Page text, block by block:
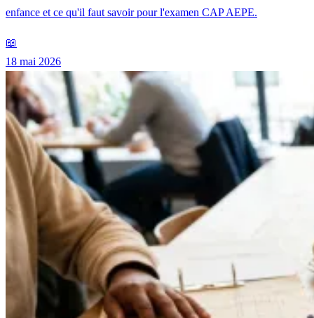
enfance et ce qu'il faut savoir pour l'examen CAP AEPE.
📖
18 mai 2026